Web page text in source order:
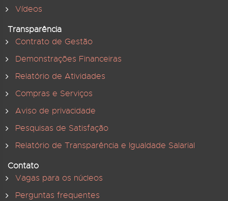
Vídeos
Transparência
Contrato de Gestão
Demonstrações Financeiras
Relatório de Atividades
Compras e Serviços
Aviso de privacidade
Pesquisas de Satisfação
Relatório de Transparência e Igualdade Salarial
Contato
Vagas para os núcleos
Perguntas frequentes